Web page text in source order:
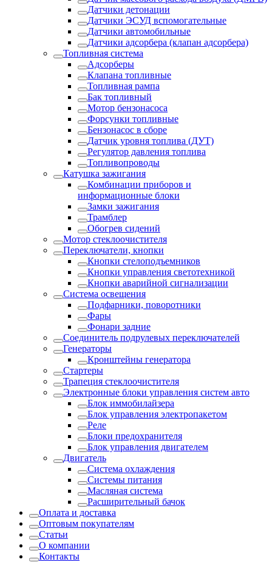
Датчики детонации
Датчики ЭСУД вспомогательные
Датчики автомобильные
Датчики адсорбера (клапан адсорбера)
Топливная система
Адсорберы
Клапана топливные
Топливная рампа
Бак топливный
Мотор бензонасоса
Форсунки топливные
Бензонасос в сборе
Датчик уровня топлива (ДУТ)
Регулятор давления топлива
Топливопроводы
Катушка зажигания
Комбинации приборов и
информационные блоки
Замки зажигания
Трамблер
Обогрев сидений
Мотор стеклоочистителя
Переключатели, кнопки
Кнопки стелоподъемников
Кнопки управления светотехникой
Кнопки аварийной сигнализации
Система освещения
Подфарники, поворотники
Фары
Фонари задние
Соединитель подрулевых переключателей
Генераторы
Кронштейны генератора
Стартеры
Трапеция стеклоочистителя
Электронные блоки управления систем авто
Блок иммобилайзера
Блок управления электропакетом
Реле
Блоки предохранителя
Блок управления двигателем
Двигатель
Система охлаждения
Системы питания
Масляная система
Расширительный бачок
Оплата и доставка
Оптовым покупателям
Статьи
О компании
Контакты